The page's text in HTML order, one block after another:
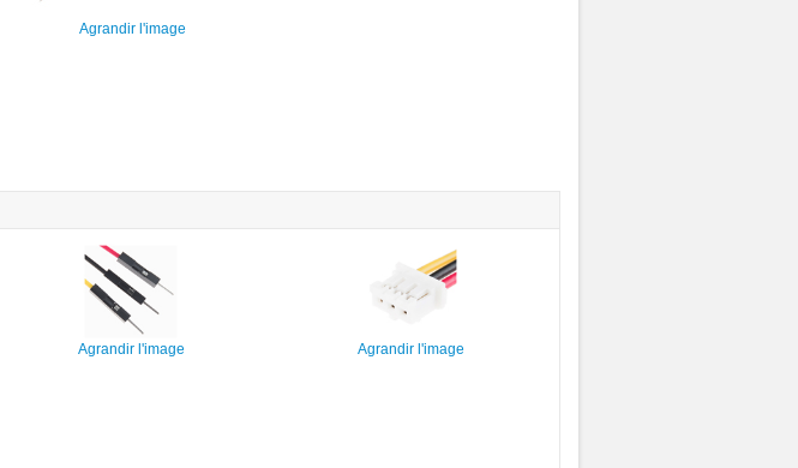
Agrandir l'image
Agrandir l'image Agrandir l'image